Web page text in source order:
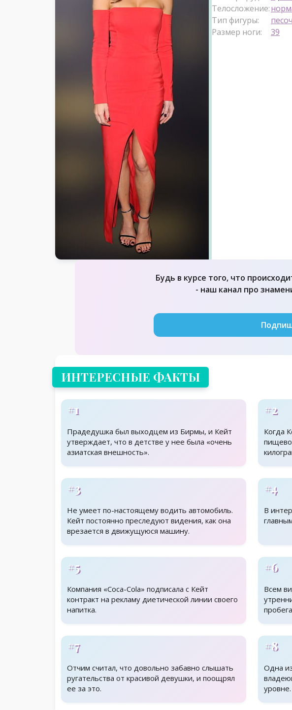
Телосложение:
Тип фигуры:
Размер ноги:
39
Будь в курсе того, что
- наш канал про
ИНТЕРЕСНЫЕ ФАКТЫ
#1
Прадедушка был выходцем из Бирмы, и Кейт
утверждает, что в детстве у нее была «очень
азиатская внешность».
#2
Когда
#3
Не умеет по-настоящему водить автомобиль.
Кейт постоянно преследуют видения, как она
врезается в движущуюся машину.
#4
В
#5
Компания «Coca-Cola» подписала с Кейт
контракт на рекламу диетической линии своего
напитка.
#6
Всем
#7
Отчим считал, что довольно забавно слышать
ругательства от красивой девушки, и поощрял
ее за это.
#8
Одна
уровне.
Родственники